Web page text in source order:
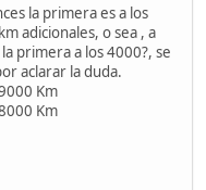
la primera es a los
adicionales, o sea , a
primera a los 4000?, se
aclarar la duda.
Km
Km